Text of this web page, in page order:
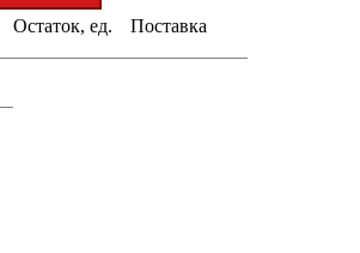
Остаток, ед. Поставка